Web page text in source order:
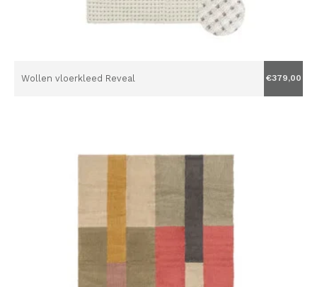
Wollen vloerkleed Reveal €379,00